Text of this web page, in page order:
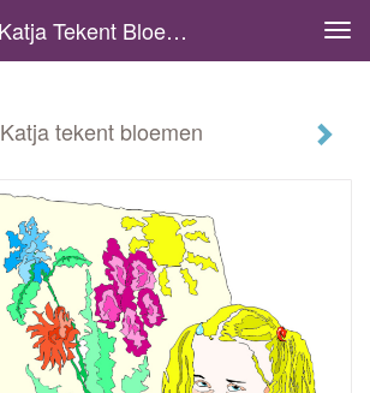
Frans Nennie - Katja Tekent Bloemen
Katja tekent bloemen